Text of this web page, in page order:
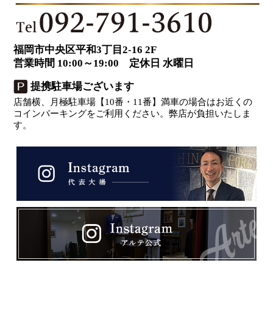
福岡市中央区平和3丁目2-16 2F
営業時間 10:00～19:00 定休日 水曜日
提携駐車場ございます
店舗横、月極駐車場【10番・11番】満車の場合はお近くの
コインパーキングをご利用ください。弊店が負担いたしま
す。